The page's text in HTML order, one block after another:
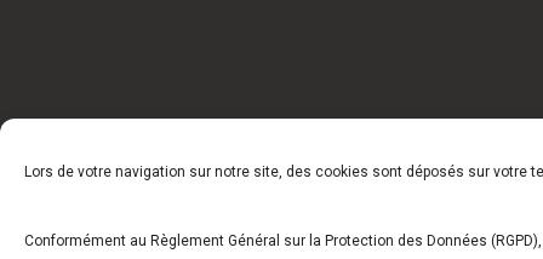
Lors de votre navigation sur notre site, des cookies sont déposés sur votre
Conformément au Règlement Général sur la Protection des Données